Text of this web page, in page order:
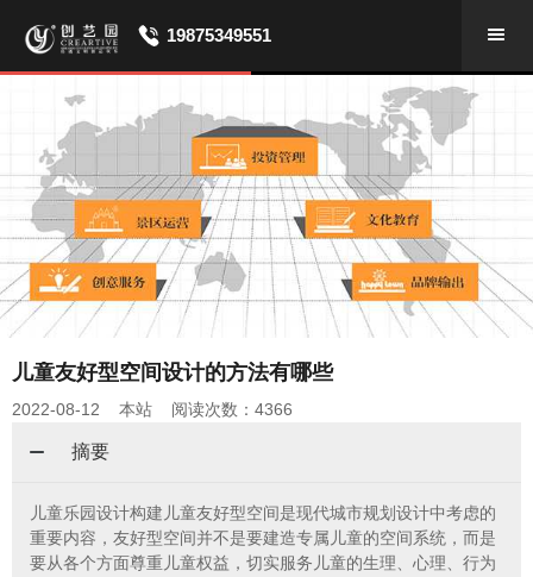
19875349551
儿童友好型空间设计的方法有哪些
2022-08-12 本站 阅读次数：4366
摘要
儿童乐园设计构建儿童友好型空间是现代城市规划设计中考虑的
重要内容，友好型空间并不是要建造专属儿童的空间系统，而是
要从各个方面尊重儿童权益，切实服务儿童的生理、心理、行为